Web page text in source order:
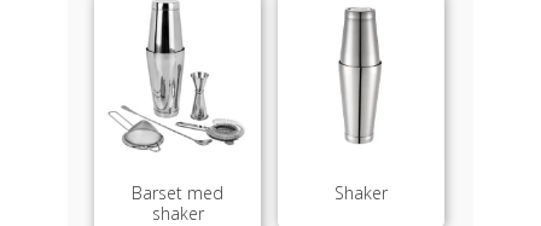
Barset med
shaker
Shaker